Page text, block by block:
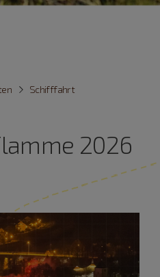
Schifffahrt
2026